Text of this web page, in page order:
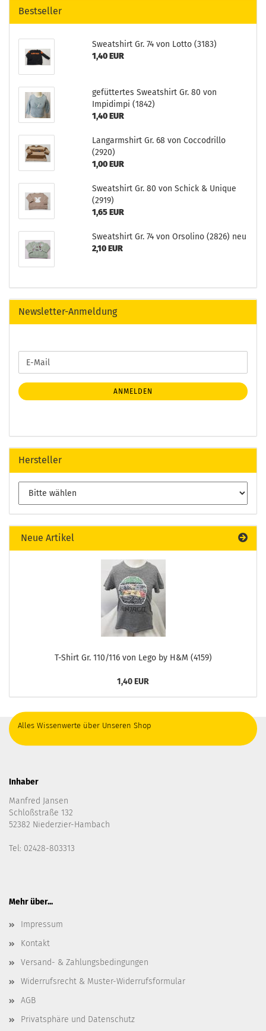
Bestseller
Sweatshirt Gr. 74 von Lotto (3183)
1,40 EUR
gefüttertes Sweatshirt Gr. 80 von
Impidimpi (1842)
1,40 EUR
Langarmshirt Gr. 68 von Coccodrillo
(2920)
1,00 EUR
Sweatshirt Gr. 80 von Schick & Unique
(2919)
1,65 EUR
Sweatshirt Gr. 74 von Orsolino (2826) neu
2,10 EUR
Newsletter-Anmeldung
ZUR
NEWSLETTER-
ANMELDUNG
E-
Mail
ANMELDEN
Hersteller
Neue Artikel
T-Shirt Gr. 110/116 von Lego by H&M (4159)
1,40 EUR
Alles Wissenwerte über Unseren Shop
Inhaber
Manfred Jansen
Schloßstraße 132
52382 Niederzier-Hambach
Tel: 02428-803313
Mehr über...
Impressum
Kontakt
Versand- & Zahlungsbedingungen
Widerrufsrecht & Muster-Widerrufsformular
AGB
Privatsphäre und Datenschutz